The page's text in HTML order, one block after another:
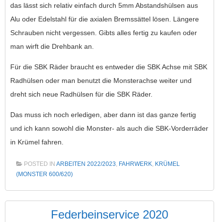
das lässt sich relativ einfach durch 5mm Abstandshülsen aus
Alu oder Edelstahl für die axialen Bremssättel lösen. Längere
Schrauben nicht vergessen. Gibts alles fertig zu kaufen oder
man wirft die Drehbank an.
Für die SBK Räder braucht es entweder die SBK Achse mit SBK
Radhülsen oder man benutzt die Monsterachse weiter und
dreht sich neue Radhülsen für die SBK Räder.
Das muss ich noch erledigen, aber dann ist das ganze fertig
und ich kann sowohl die Monster- als auch die SBK-Vorderräder
in Krümel fahren.
POSTED IN ARBEITEN 2022/2023, FAHRWERK, KRÜMEL
(MONSTER 600/620)
Federbeinservice 2020